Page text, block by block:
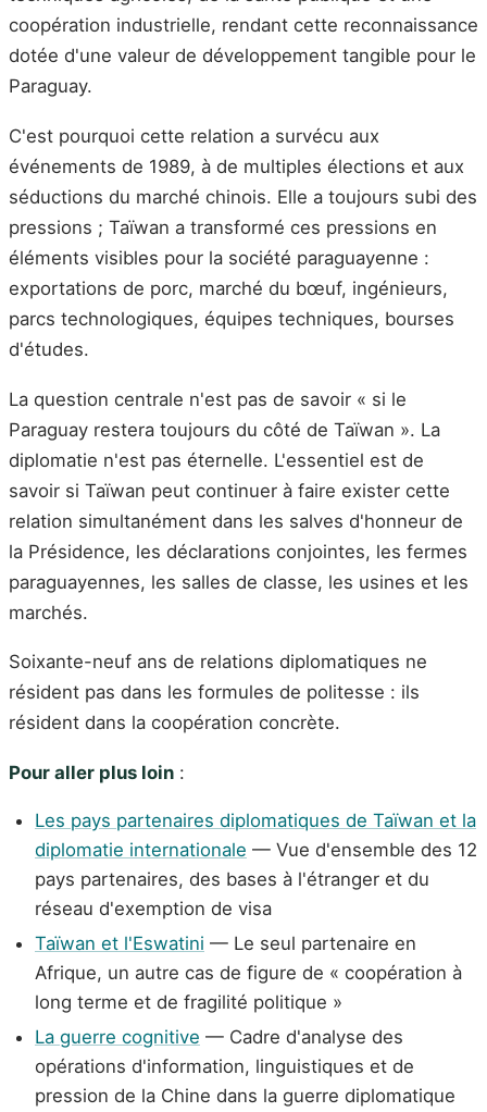
coopération industrielle, rendant cette reconnaissance
dotée d'une valeur de développement tangible pour le
Paraguay.
C'est pourquoi cette relation a survécu aux
événements de 1989, à de multiples élections et aux
séductions du marché chinois. Elle a toujours subi des
pressions ; Taïwan a transformé ces pressions en
éléments visibles pour la société paraguayenne :
exportations de porc, marché du bœuf, ingénieurs,
parcs technologiques, équipes techniques, bourses
d'études.
La question centrale n'est pas de savoir « si le
Paraguay restera toujours du côté de Taïwan ». La
diplomatie n'est pas éternelle. L'essentiel est de
savoir si Taïwan peut continuer à faire exister cette
relation simultanément dans les salves d'honneur de
la Présidence, les déclarations conjointes, les fermes
paraguayennes, les salles de classe, les usines et les
marchés.
Soixante-neuf ans de relations diplomatiques ne
résident pas dans les formules de politesse : ils
résident dans la coopération concrète.
Pour aller plus loin :
Les pays partenaires diplomatiques de Taïwan et la
diplomatie internationale — Vue d'ensemble des 12
pays partenaires, des bases à l'étranger et du
réseau d'exemption de visa
Taïwan et l'Eswatini — Le seul partenaire en
Afrique, un autre cas de figure de « coopération à
long terme et de fragilité politique »
La guerre cognitive — Cadre d'analyse des
opérations d'information, linguistiques et de
pression de la Chine dans la guerre diplomatique